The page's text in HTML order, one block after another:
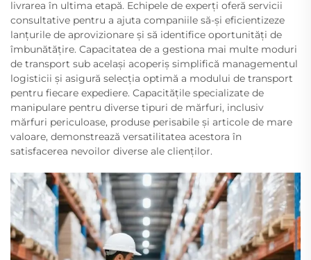
livrarea în ultima etapă. Echipele de experți oferă servicii
consultative pentru a ajuta companiile să-și eficientizeze
lanțurile de aprovizionare și să identifice oportunități de
îmbunătățire. Capacitatea de a gestiona mai multe moduri
de transport sub același acoperiș simplifică managementul
logisticii și asigură selecția optimă a modului de transport
pentru fiecare expediere. Capacitățile specializate de
manipulare pentru diverse tipuri de mărfuri, inclusiv
mărfuri periculoase, produse perisabile și articole de mare
valoare, demonstrează versatilitatea acestora în
satisfacerea nevoilor diverse ale clienților.